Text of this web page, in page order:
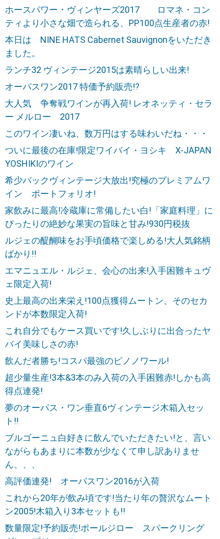
ホースパワー・ヴィンヤーズ2017 ロマネ・コン
ティより小さな畑で造られる、PP100点生産者の赤!
本日は NINE HATS Cabernet Sauvignonをいただき
ました。
ランチ32 ヴィンテージ2015は素晴らしい出来!
オーパスワン2017 特価予約販売!?
大人気 争奪戦ワインが再入荷! レオネッティ・セラ
ー メルロー 2017
このワイン凄いね、数万円はする味わいだね・・・
ついに最後の在庫!限定ワイバイ・ヨシキ X-JAPAN
YOSHIKIのワイン
希少バックヴィンテージ大放出!究極のプレミアムワ
イン ポートフォリオ!
家飲みに最高!冷蔵庫に常備したい白!「家庭料理」に
ぴったりの絶妙な果実の旨味と甘み!930円税抜
ルジェの醍醐味をお手頃価格で楽しめる!大人気銘柄
ばかり!!
エマニュエル・ルジェ、会心の出来!入手困難キュヴ
ェ限定入荷!
史上最高の出来栄え!100点獲得ムートン、そのセカ
ンドが本数限定入荷!
これ自分でもケース買いです!久しぶりに出合ったヤ
バイ美味しさの赤!
飲んだ者勝ち!コスパ最強のピノノワール!
超少量生産!3本&3本のみ入荷の入手困難赤!しかも高
得点連発!
夢のオーパス・ワン垂直6ヴィンテージ木箱入セッ
ト!!
ブルゴーニュ白好きに飲んでいただきたい!と、言い
ながらもあまりに本数が少なくて申し訳ありませ
ん、、、
高評価連発! オーパスワン2016が入荷
これから20年が飲み頃です!当たり年の贅沢なムート
ン2005!木箱入り3本セットも!!
数量限定!予約販売!ポールジロー スパークリング